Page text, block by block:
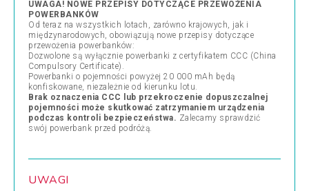
UWAGA! NOWE PRZEPISY DOTYCZĄCE PRZEWOŻENIA
POWERBANKÓW
Od teraz na wszystkich lotach, zarówno krajowych, jak i
międzynarodowych, obowiązują nowe przepisy dotyczące
przewożenia powerbanków:
Dozwolone są wyłącznie powerbanki z certyfikatem CCC (China
Compulsory Certificate).
Powerbanki o pojemności powyżej 20 000 mAh będą
konfiskowane, niezależnie od kierunku lotu.
Brak oznaczenia CCC lub przekroczenie dopuszczalnej
pojemności może skutkować zatrzymaniem urządzenia
podczas kontroli bezpieczeństwa. Zalecamy sprawdzić
swój powerbank przed podróżą.
UWAGI